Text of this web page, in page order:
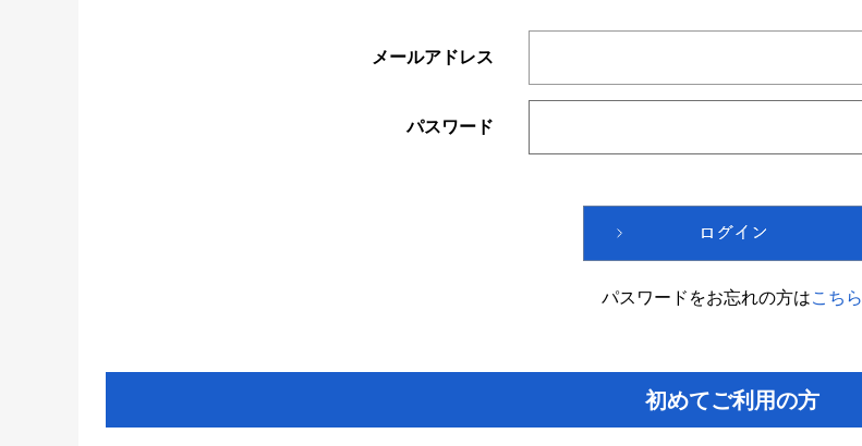
メールアドレス
パスワード
パスワードをお忘れの方はこちら
初めてご利用の方